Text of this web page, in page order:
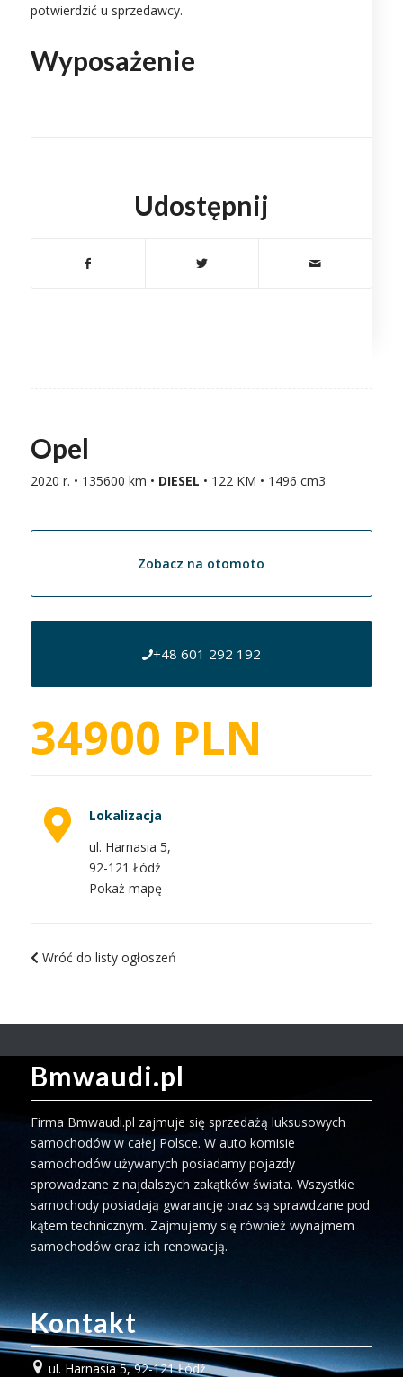
potwierdzić u sprzedawcy.
Wyposażenie
Udostępnij
Opel
2020 r. • 135600 km • DIESEL • 122 KM • 1496 cm3
Zobacz na otomoto
+48 601 292 192
34900 PLN
Lokalizacja
ul. Harnasia 5,
92-121 Łódź
Pokaż mapę
Wróć do listy ogłoszeń
Bmwaudi.pl
Firma Bmwaudi.pl zajmuje się sprzedażą luksusowych
samochodów w całej Polsce. W auto komisie
samochodów używanych posiadamy pojazdy
sprowadzane z najdalszych zakątków świata. Wszystkie
samochody posiadają gwarancję oraz są sprawdzane pod
kątem technicznym. Zajmujemy się również wynajmem
samochodów oraz ich renowacją.
Kontakt
ul. Harnasia 5, 92-121 Łódź